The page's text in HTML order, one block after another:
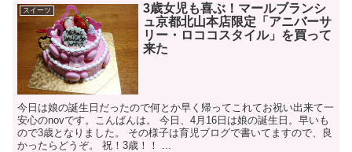
スイーツ
3歳女児も喜ぶ！マールブランシ
ュ京都北山本店限定「アニバーサ
リー・ロココスタイル」を買って
来た
今日は娘の誕生日だったので何とか早く帰ってこれてお祝い出来て一
安心のnovです。こんばんは。 今日、4月16日は娘の誕生日。早いも
ので3歳となりました。 その様子は育児ブログで書いてますので、良
かったらどうぞ。 祝！3歳！！ ...